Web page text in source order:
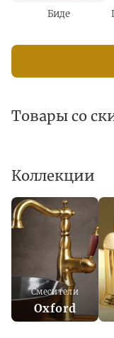
Биде
Товары со
Коллекции
Смесители
Oxford